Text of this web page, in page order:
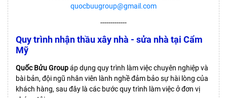
quocbuugroup@gmail.com
-------------
Quy trình nhận thầu xây nhà - sửa nhà tại Cẩm
Mỹ
Quốc Bửu Groupáp dụng quy trình làm việc chuyên nghiệp và
bài bản, đội ngũ nhân viên lành nghề đảm bảo sự hài lòng của
khách hàng, sau đây là các bước quy trình làm việc ở đơn vị